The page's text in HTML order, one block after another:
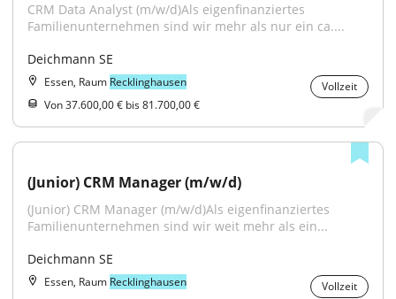
CRM Data Analyst (m/w/d)Als eigenfinanziertes
Familienunternehmen sind wir mehr als nur ein ca....
Deichmann SE
Essen, Raum Recklinghausen
Vollzeit
Von 37.600,00 € bis 81.700,00 €
(Junior) CRM Manager (m/w/d)
(Junior) CRM Manager (m/w/d)Als eigenfinanziertes
Familienunternehmen sind wir weit mehr als ein...
Deichmann SE
Essen, Raum Recklinghausen
Vollzeit